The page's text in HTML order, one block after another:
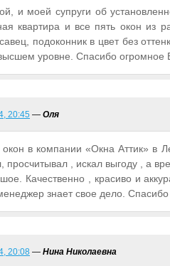
и моей супруги об
квартира и все пять окон из
подоконник в цвет без
уровне. Спасибо огромное
20:45 — Оля
окон в компании «Окна Аттик»
просчитывал , искал выгоду , а
Качественно , красиво и
знает свое дело.
20:08 — Нина Николаевна